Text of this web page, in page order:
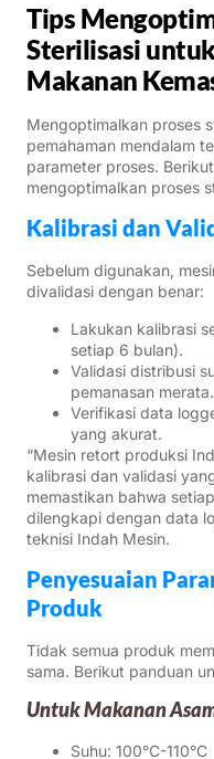
Tips
Sterilisasi
Makanan
Mengoptimalkan proses
pemahaman mendalam
parameter proses.
mengoptimalkan proses
Kalibrasi dan
Sebelum digunakan,
divalidasi dengan benar:
Lakukan kalibrasi
setiap 6 bulan).
Validasi distribusi
pemanasan merata.
Verifikasi data
yang akurat.
“Mesin retort produksi
kalibrasi dan validasi
memastikan bahwa
dilengkapi dengan data
teknisi Indah Mesin.
Penyesuaian
Produk
Tidak semua produk
sama. Berikut panduan
Untuk Makanan
Suhu: 100°C-110°C